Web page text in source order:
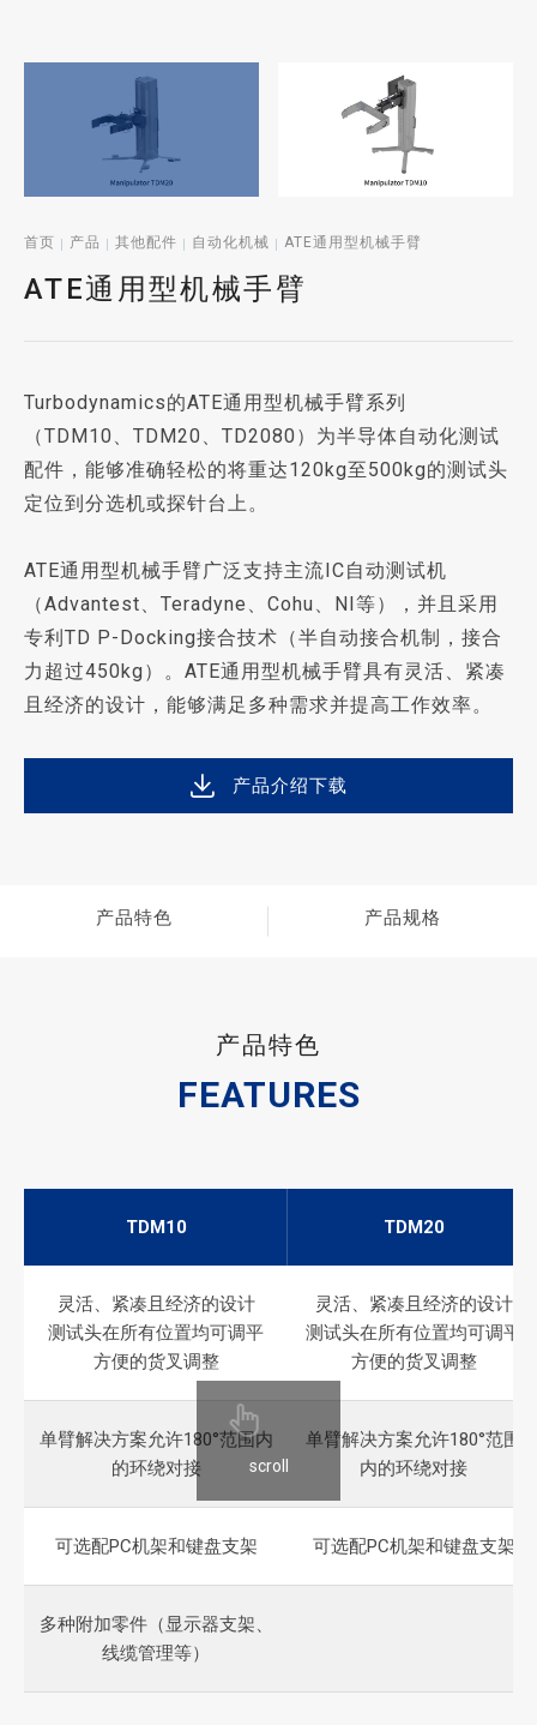
首页 产品 其他配件 自动化机械 ATE通用型机械手臂
ATE通用型机械手臂
Turbodynamics的ATE通用型机械手臂系列
（TDM10、TDM20、TD2080）为半导体自动化测试
配件，能够准确轻松的将重达120kg至500kg的测试头
定位到分选机或探针台上。
ATE通用型机械手臂广泛支持主流IC自动测试机
（Advantest、Teradyne、Cohu、NI等），并且采用
专利TD P-Docking接合技术（半自动接合机制，接合
力超过450kg）。ATE通用型机械手臂具有灵活、紧凑
且经济的设计，能够满足多种需求并提高工作效率。
产品介绍下载
产品特色 产品规格
产品特色
FEATURES
scroll
TDM10 TDM20
灵活、紧凑且经济的设计
测试头在所有位置均可调平
方便的货叉调整
灵活、紧凑且经济的设计
测试头在所有位置均可调平
方便的货叉调整
单臂解决方案允许180°范围内
的环绕对接
单臂解决方案允许180°范围
内的环绕对接
可选配PC机架和键盘支架 可选配PC机架和键盘支架
多种附加零件（显示器支架、
线缆管理等）